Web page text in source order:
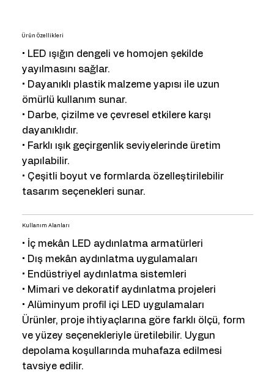
Ürün Özellikleri
• LED ışığın dengeli ve homojen şekilde
yayılmasını sağlar.
• Dayanıklı plastik malzeme yapısı ile uzun
ömürlü kullanım sunar.
• Darbe, çizilme ve çevresel etkilere karşı
dayanıklıdır.
• Farklı ışık geçirgenlik seviyelerinde üretim
yapılabilir.
• Çeşitli boyut ve formlarda özelleştirilebilir
tasarım seçenekleri sunar.
Kullanım Alanları
• İç mekân LED aydınlatma armatürleri
• Dış mekân aydınlatma uygulamaları
• Endüstriyel aydınlatma sistemleri
• Mimari ve dekoratif aydınlatma projeleri
• Alüminyum profil içi LED uygulamaları
Ürünler, proje ihtiyaçlarına göre farklı ölçü, form
ve yüzey seçenekleriyle üretilebilir. Uygun
depolama koşullarında muhafaza edilmesi
tavsiye edilir.